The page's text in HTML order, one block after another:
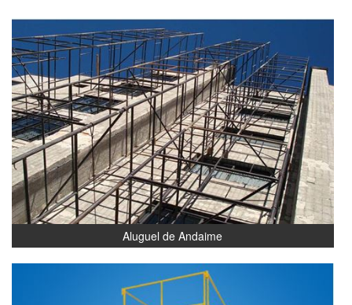
Aluguel de Andaime